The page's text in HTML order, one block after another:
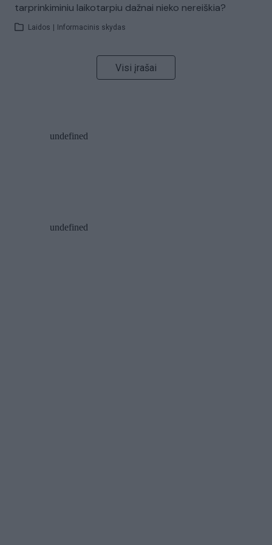
tarprinkiminiu laikotarpiu dažnai nieko nereiškia?
Laidos Informacinis skydas
Visi įrašai